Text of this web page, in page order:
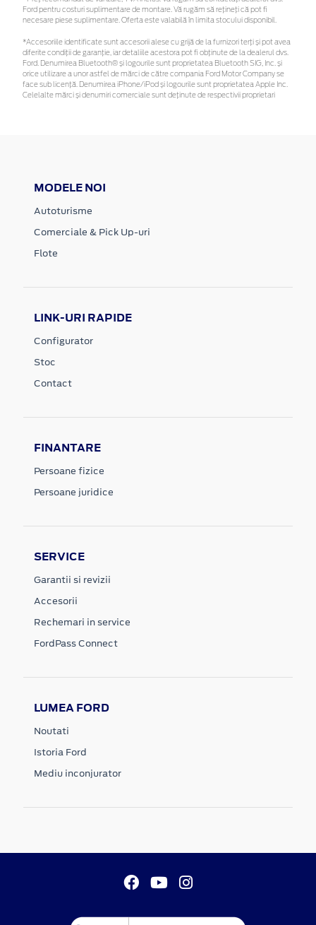
Ford pentru costuri suplimentare de montare. Vă rugăm să rețineți că pot fi
necesare piese suplimentare. Oferta este valabilă în limita stocului disponibil.
*Accesoriile identificate sunt accesorii alese cu grijă de la furnizori terți și pot avea
diferite condiții de garanție, iar detaliile acestora pot fi obținute de la dealerul dvs.
Ford. Denumirea Bluetooth® și logourile sunt proprietatea Bluetooth SIG, Inc. și
orice utilizare a unor astfel de mărci de către compania Ford Motor Company se
face sub licență. Denumirea iPhone/iPod și logourile sunt proprietatea Apple Inc.
Celelalte mărci și denumiri comerciale sunt deținute de respectivii proprietari
MODELE NOI
Autoturisme
Comerciale & Pick Up-uri
Flote
LINK-URI RAPIDE
Configurator
Stoc
Contact
FINANTARE
Persoane fizice
Persoane juridice
SERVICE
Garantii si revizii
Accesorii
Rechemari in service
FordPass Connect
LUMEA FORD
Noutati
Istoria Ford
Mediu inconjurator